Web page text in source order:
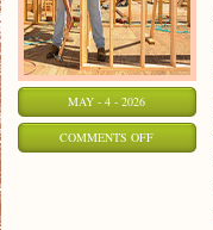
MAY - 4 - 2026
COMMENTS OFFON